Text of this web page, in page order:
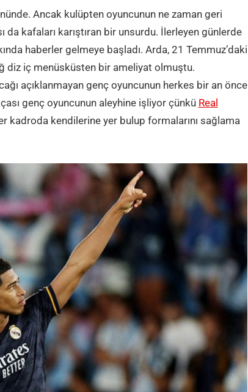
Ancak kulüpten oyuncunun ne zaman geri
kafaları karıştıran bir unsurdu. İlerleyen günlerde
haberler gelmeye başladı. Arda, 21 Temmuz’daki
diz iç menüsküsten bir ameliyat olmuştu.
açıklanmayan genç oyuncunun herkes bir an önce
genç oyuncunun aleyhine işliyor çünkü Real
kadroda kendilerine yer bulup formalarını sağlama